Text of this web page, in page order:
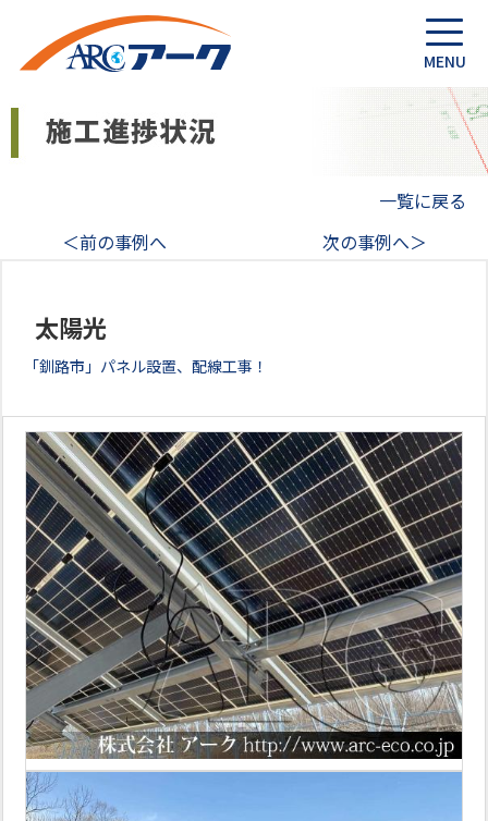
一覧に戻る
＜前の事例へ
次の事例へ＞
太陽光
「釧路市」パネル設置、配線工事！